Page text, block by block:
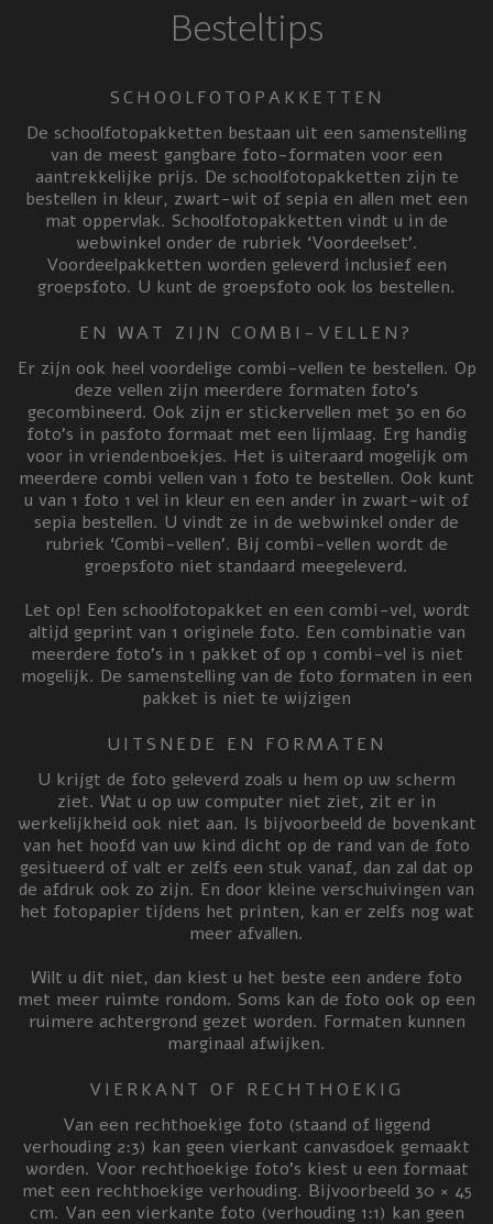
Besteltips
SCHOOLFOTOPAKKETTEN
De schoolfotopakketten bestaan uit een samenstelling
van de meest gangbare foto-formaten voor een
aantrekkelijke prijs. De schoolfotopakketten zijn te
bestellen in kleur, zwart-wit of sepia en allen met een
mat oppervlak. Schoolfotopakketten vindt u in de
webwinkel onder de rubriek ‘Voordeelset’.
Voordeelpakketten worden geleverd inclusief een
groepsfoto. U kunt de groepsfoto ook los bestellen.
EN WAT ZIJN COMBI-VELLEN?
Er zijn ook heel voordelige combi-vellen te bestellen. Op
deze vellen zijn meerdere formaten foto’s
gecombineerd. Ook zijn er stickervellen met 30 en 60
foto’s in pasfoto formaat met een lijmlaag. Erg handig
voor in vriendenboekjes. Het is uiteraard mogelijk om
meerdere combi vellen van 1 foto te bestellen. Ook kunt
u van 1 foto 1 vel in kleur en een ander in zwart-wit of
sepia bestellen. U vindt ze in de webwinkel onder de
rubriek ‘Combi-vellen’. Bij combi-vellen wordt de
groepsfoto niet standaard meegeleverd.
Let op! Een schoolfotopakket en een combi-vel, wordt
altijd geprint van 1 originele foto. Een combinatie van
meerdere foto’s in 1 pakket of op 1 combi-vel is niet
mogelijk. De samenstelling van de foto formaten in een
pakket is niet te wijzigen
UITSNEDE EN FORMATEN
U krijgt de foto geleverd zoals u hem op uw scherm
ziet. Wat u op uw computer niet ziet, zit er in
werkelijkheid ook niet aan. Is bijvoorbeeld de bovenkant
van het hoofd van uw kind dicht op de rand van de foto
gesitueerd of valt er zelfs een stuk vanaf, dan zal dat op
de afdruk ook zo zijn. En door kleine verschuivingen van
het fotopapier tijdens het printen, kan er zelfs nog wat
meer afvallen.
Wilt u dit niet, dan kiest u het beste een andere foto
met meer ruimte rondom. Soms kan de foto ook op een
ruimere achtergrond gezet worden. Formaten kunnen
marginaal afwijken.
VIERKANT OF RECHTHOEKIG
Van een rechthoekige foto (staand of liggend
verhouding 2:3) kan geen vierkant canvasdoek gemaakt
worden. Voor rechthoekige foto’s kiest u een formaat
met een rechthoekige verhouding. Bijvoorbeeld 30 × 45
cm. Van een vierkante foto (verhouding 1:1) kan geen